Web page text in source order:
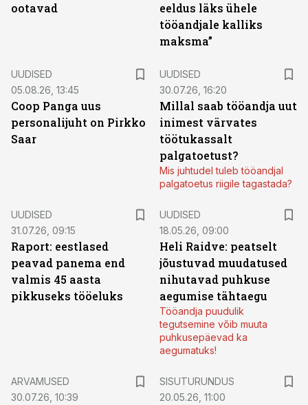
ootavad
eeldus läks ühele
tööandjale kalliks
maksma”
UUDISED
05.08.26, 13:45
Coop Panga uus
personalijuht on Pirkko
Saar
UUDISED
30.07.26, 16:20
Millal saab tööandja uut
inimest värvates
töötukassalt
palgatoetust?
Mis juhtudel tuleb tööandjal
palgatoetus riigile tagastada?
UUDISED
31.07.26, 09:15
Raport: eestlased
peavad panema end
valmis 45 aasta
pikkuseks tööeluks
UUDISED
18.05.26, 09:00
Heli Raidve: peatselt
jõustuvad muudatused
nihutavad puhkuse
aegumise tähtaegu
Tööandja puudulik
tegutsemine võib muuta
puhkusepäevad ka
aegumatuks!
ARVAMUSED
30.07.26, 10:39
SISUTURUNDUS
20.05.26, 11:00